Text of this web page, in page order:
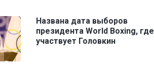
Названа дата выборов
президента World Boxing, где
участвует Головкин